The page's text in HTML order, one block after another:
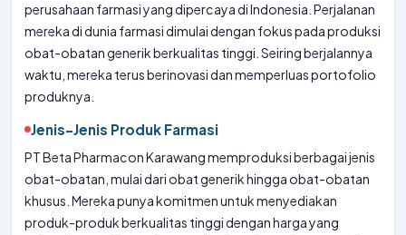
perusahaan farmasi yang dipercaya di Indonesia. Perjalanan
mereka di dunia farmasi dimulai dengan fokus pada produksi
obat-obatan generik berkualitas tinggi. Seiring berjalannya
waktu, mereka terus berinovasi dan memperluas portofolio
produknya.
Jenis-Jenis Produk Farmasi
PT Beta Pharmacon Karawang memproduksi berbagai jenis
obat-obatan, mulai dari obat generik hingga obat-obatan
khusus. Mereka punya komitmen untuk menyediakan
produk-produk berkualitas tinggi dengan harga yang